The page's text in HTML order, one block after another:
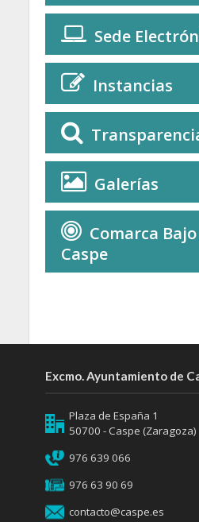
Sede
Instancias
Galerías
Comarca
Caspe
Excmo. Ayuntamiento de
Plaza de España 1
50700 - Caspe (Zaragoza)
976 639 066
976 63 90 69
contacto@caspe.es